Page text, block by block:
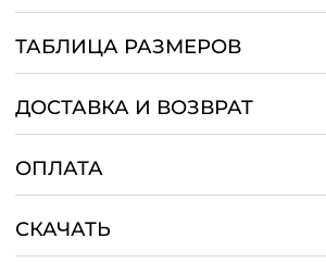
ТАБЛИЦА РАЗМЕРОВ
ДОСТАВКА И ВОЗВРАТ
ОПЛАТА
СКАЧАТЬ